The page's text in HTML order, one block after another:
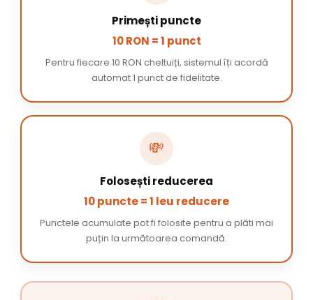
Primești puncte
10 RON = 1 punct
Pentru fiecare 10 RON cheltuiți, sistemul îți acordă
automat 1 punct de fidelitate.
💸
Folosești reducerea
10 puncte = 1 leu reducere
Punctele acumulate pot fi folosite pentru a plăti mai
puțin la următoarea comandă.